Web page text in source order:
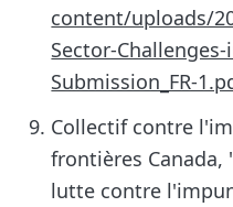
content/uploads/
Sector-Challenges-
Submission_FR-
Collectif contre
frontières
lutte contre